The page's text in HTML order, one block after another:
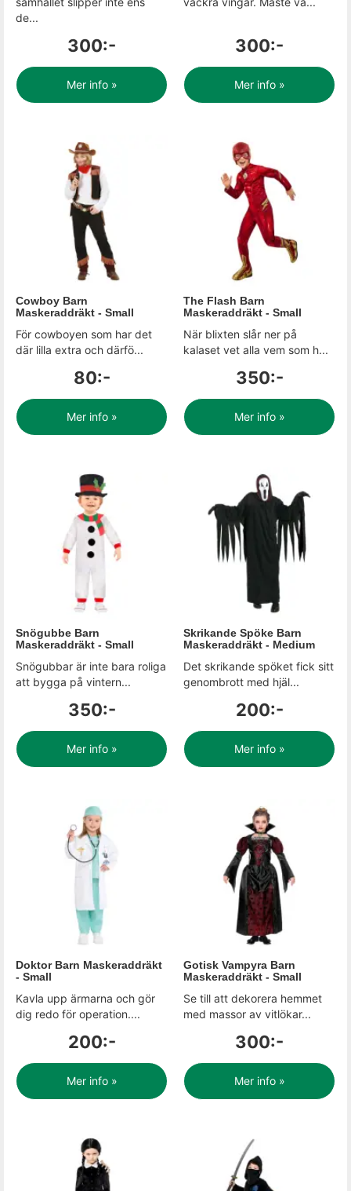
de...
300:-
Mer info »
300:-
Mer info »
Cowboy Barn
Maskeraddräkt - Small
För cowboyen som har det
där lilla extra och därfö...
80:-
Mer info »
The Flash Barn
Maskeraddräkt - Small
När blixten slår ner på
kalaset vet alla vem som h...
350:-
Mer info »
Snögubbe Barn
Maskeraddräkt - Small
Snögubbar är inte bara roliga
att bygga på vintern...
350:-
Mer info »
Skrikande Spöke Barn
Maskeraddräkt - Medium
Det skrikande spöket fick sitt
genombrott med hjäl...
200:-
Mer info »
Doktor Barn Maskeraddräkt
- Small
Kavla upp ärmarna och gör
dig redo för operation....
200:-
Mer info »
Gotisk Vampyra Barn
Maskeraddräkt - Small
Se till att dekorera hemmet
med massor av vitlökar...
300:-
Mer info »